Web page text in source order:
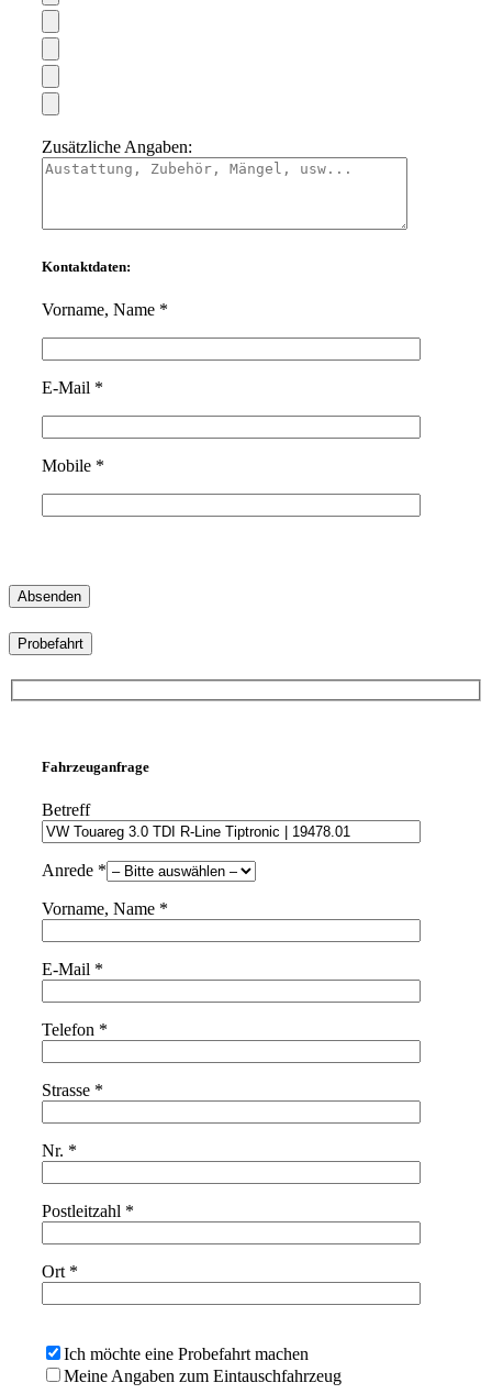
Zusätzliche Angaben:
Kontaktdaten:
Vorname, Name *
E-Mail *
Mobile *
Probefahrt
Fahrzeuganfrage
Betreff
Anrede *
Vorname, Name *
E-Mail *
Telefon *
Strasse *
Nr. *
Postleitzahl *
Ort *
Ich möchte eine Probefahrt machen
Meine Angaben zum Eintauschfahrzeug